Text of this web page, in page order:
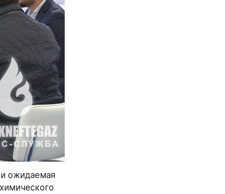
ожидаемая